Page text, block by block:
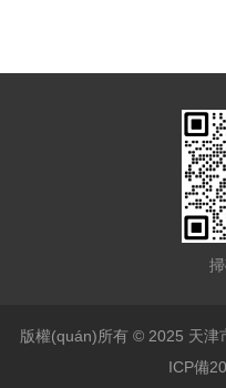
版權(quán)所有 © 2025 天津
ICP備